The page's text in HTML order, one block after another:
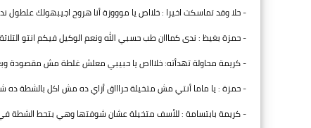
- حلا وقد تماسكت اخيرا : خلااص يا موووزة أنا هروح اجيبهولك
- حمزة بغيظ : ندى كمااان طب حسبي الله ونعم الوكيل فيكم انتو
- كريمة محاولة تهدأته: خلاااص يا حبيبي معلش غلطة مش مقصودة
- حمزة : يا ماما أنتي مش متخيلة حراااق أزاي ده مش اكل بالشطة ده
- كريمة بابتسامة : للأسف متخيلة عشان شوفتها وهي بتحط الشطة